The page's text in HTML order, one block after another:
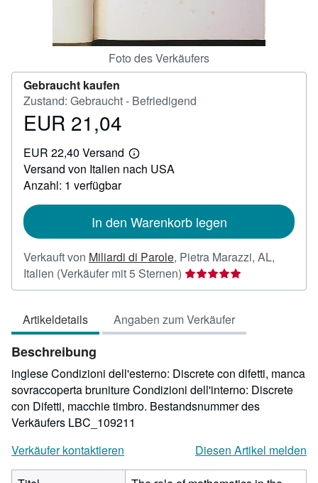
Foto des Verkäufers
Gebraucht kaufen
Zustand: Gebraucht - Befriedigend
Preis
21,04
EUR 21,04
EUR 22,40 Versand
Weitere
Informationen
Versand von Italien nach USA
Anzahl: 1 verfügbar
In den Warenkorb legen
Verkauft von Miliardi di Parole, Pietra Marazzi, AL,
Italien (Verkäufer mit 5 Sternen) Verkäuferbewertung
5
5
Sternen
Artikeldetails Angaben zum Verkäufer
Beschreibung
inglese Condizioni dell'esterno: Discrete con difetti, manca
sovraccoperta bruniture Condizioni dell'interno: Discrete
con Difetti, macchie timbro. Bestandsnummer des
Verkäufers LBC_109211
Verkäufer kontaktieren
Diesen Artikel melden